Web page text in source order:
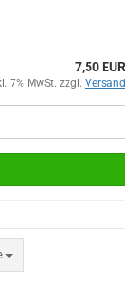
7,50 EUR
7% MwSt. zzgl. Versand